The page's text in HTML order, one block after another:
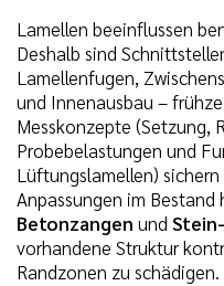
Lamellen beeinflussen
Deshalb sind
Lamellenfugen,
und Innenausbau –
Messkonzepte (Setzung,
Probebelastungen und
Lüftungslamellen)
Anpassungen im
Betonzangen und
vorhandene Struktur
Randzonen zu schädigen.